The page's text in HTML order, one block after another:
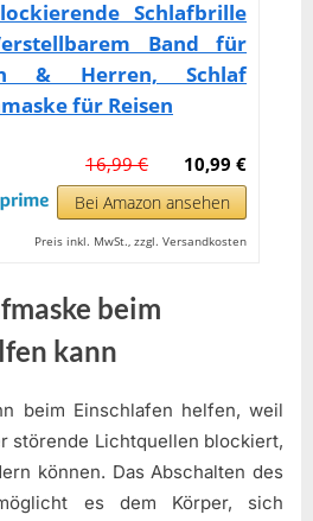
Schlafbrille
Band für
& Herren, Schlaf
für Reisen
10,99 €
16,99 €
Bei Amazon ansehen
Preis inkl. MwSt., zzgl. Versandkosten
beim
kann
beim Einschlafen helfen, weil
störende Lichtquellen blockiert,
können. Das Abschalten des
es dem Körper, sich